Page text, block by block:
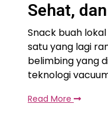
Sehat,
Snack buah
satu yang lagi
belimbing yang
teknologi
Read More